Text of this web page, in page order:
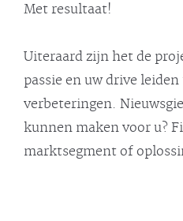
Met resultaat!
Uiteraard zijn het de
passie en uw drive
verbeteringen.
kunnen maken voor u?
marktsegment of